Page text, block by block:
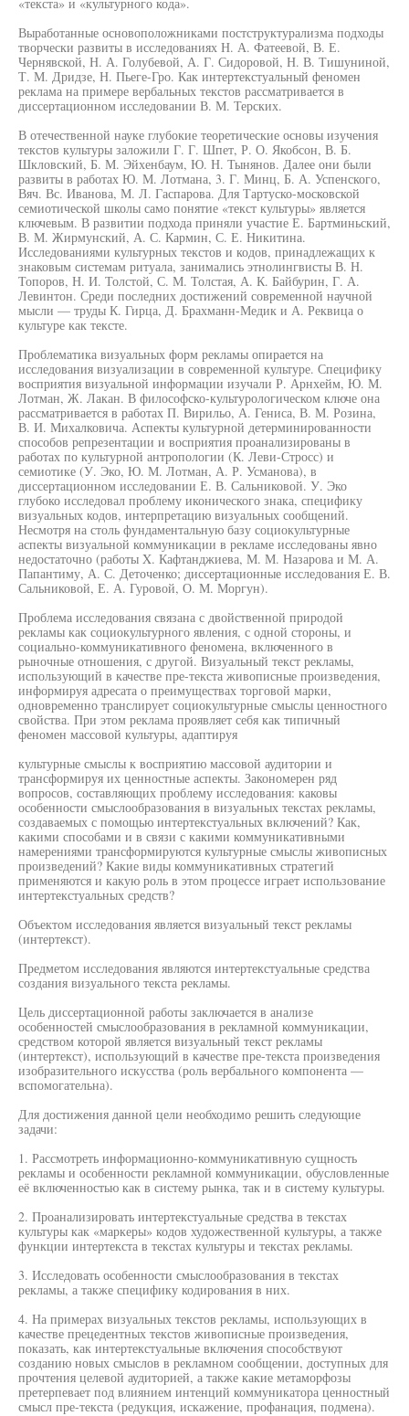
Выработанные основоположниками постструктурализма подходы
творчески развиты в исследованиях Н. А. Фатеевой, В. Е.
Чернявской, Н. А. Голубевой, А. Г. Сидоровой, Н. В. Тишуниной,
Т. М. Дридзе, Н. Пьеге-Гро. Как интертекстуальный феномен
реклама на примере вербальных текстов рассматривается в
диссертационном исследовании В. М. Терских.
В отечественной науке глубокие теоретические основы изучения
текстов культуры заложили Г. Г. Шпет, Р. О. Якобсон, В. Б.
Шкловский, Б. М. Эйхенбаум, Ю. Н. Тынянов. Далее они были
развиты в работах Ю. М. Лотмана, 3. Г. Минц, Б. А. Успенского,
Вяч. Вс. Иванова, М. Л. Гаспарова. Для Тартуско-московской
семиотической школы само понятие «текст культуры» является
ключевым. В развитии подхода приняли участие Е. Бартминьский,
В. М. Жирмунский, А. С. Кармин, С. Е. Никитина.
Исследованиями культурных текстов и кодов, принадлежащих к
знаковым системам ритуала, занимались этнолингвисты В. Н.
Топоров, Н. И. Толстой, С. М. Толстая, А. К. Байбурин, Г. А.
Левинтон. Среди последних достижений современной научной
мысли — труды К. Гирца, Д. Брахманн-Медик и А. Реквица о
культуре как тексте.
Проблематика визуальных форм рекламы опирается на
исследования визуализации в современной культуре. Специфику
восприятия визуальной информации изучали Р. Арнхейм, Ю. М.
Лотман, Ж. Лакан. В философско-культурологическом ключе она
рассматривается в работах П. Вирильо, А. Гениса, В. М. Розина,
В. И. Михалковича. Аспекты культурной детерминированности
способов репрезентации и восприятия проанализированы в
работах по культурной антропологии (К. Леви-Стросс) и
семиотике (У. Эко, Ю. М. Лотман, А. Р. Усманова), в
диссертационном исследовании Е. В. Сальниковой. У. Эко
глубоко исследовал проблему иконического знака, специфику
визуальных кодов, интерпретацию визуальных сообщений.
Несмотря на столь фундаментальную базу социокультурные
аспекты визуальной коммуникации в рекламе исследованы явно
недостаточно (работы X. Кафтанджиева, М. М. Назарова и М. А.
Папантиму, А. С. Деточенко; диссертационные исследования Е. В.
Сальниковой, Е. А. Гуровой, О. М. Моргун).
Проблема исследования связана с двойственной природой
рекламы как социокультурного явления, с одной стороны, и
социально-коммуникативного феномена, включенного в
рыночные отношения, с другой. Визуальный текст рекламы,
использующий в качестве пре-текста живописные произведения,
информируя адресата о преимуществах торговой марки,
одновременно транслирует социокультурные смыслы ценностного
свойства. При этом реклама проявляет себя как типичный
феномен массовой культуры, адаптируя
культурные смыслы к восприятию массовой аудитории и
трансформируя их ценностные аспекты. Закономерен ряд
вопросов, составляющих проблему исследования: каковы
особенности смыслообразования в визуальных текстах рекламы,
создаваемых с помощью интертекстуальных включений? Как,
какими способами и в связи с какими коммуникативными
намерениями трансформируются культурные смыслы живописных
произведений? Какие виды коммуникативных стратегий
применяются и какую роль в этом процессе играет использование
интертекстуальных средств?
Объектом исследования является визуальный текст рекламы
(интертекст).
Предметом исследования являются интертекстуальные средства
создания визуального текста рекламы.
Цель диссертационной работы заключается в анализе
особенностей смыслообразования в рекламной коммуникации,
средством которой является визуальный текст рекламы
(интертекст), использующий в качестве пре-текста произведения
изобразительного искусства (роль вербального компонента —
вспомогательна).
Для достижения данной цели необходимо решить следующие
задачи:
1. Рассмотреть информационно-коммуникативную сущность
рекламы и особенности рекламной коммуникации, обусловленные
её включенностью как в систему рынка, так и в систему культуры.
2. Проанализировать интертекстуальные средства в текстах
культуры как «маркеры» кодов художественной культуры, а также
функции интертекста в текстах культуры и текстах рекламы.
3. Исследовать особенности смыслообразования в текстах
рекламы, а также специфику кодирования в них.
4. На примерах визуальных текстов рекламы, использующих в
качестве прецедентных текстов живописные произведения,
показать, как интертекстуальные включения способствуют
созданию новых смыслов в рекламном сообщении, доступных для
прочтения целевой аудиторией, а также какие метаморфозы
претерпевает под влиянием интенций коммуникатора ценностный
смысл пре-текста (редукция, искажение, профанация, подмена).